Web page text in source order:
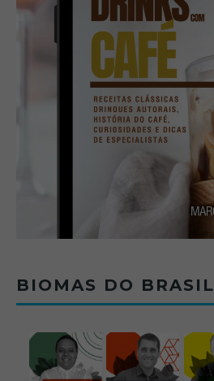
BIOMAS DO BRASIL